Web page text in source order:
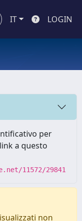
IT LOGIN
per
a questo
11572/29841
non